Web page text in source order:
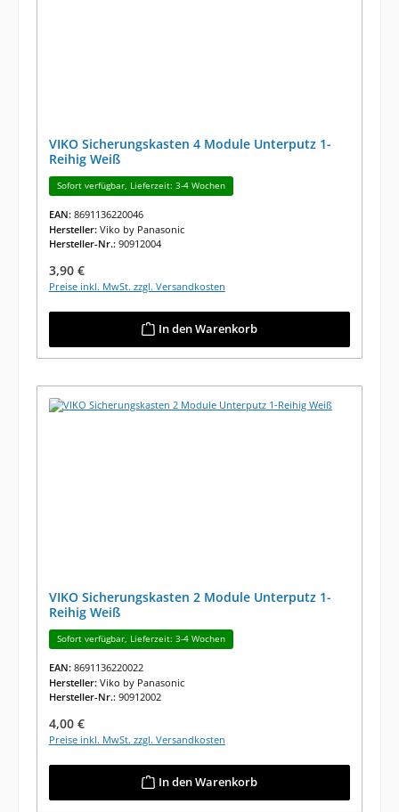
VIKO Sicherungskasten 4 Module Unterputz 1-
Reihig Weiß
Sofort verfügbar, Lieferzeit: 3-4 Wochen
EAN: 8691136220046
Hersteller: Viko by Panasonic
Hersteller-Nr.: 90912004
Regulärer Preis:
3,90 €
Preise inkl. MwSt. zzgl. Versandkosten
In den Warenkorb
VIKO Sicherungskasten 2 Module Unterputz 1-
Reihig Weiß
Sofort verfügbar, Lieferzeit: 3-4 Wochen
EAN: 8691136220022
Hersteller: Viko by Panasonic
Hersteller-Nr.: 90912002
Regulärer Preis:
4,00 €
Preise inkl. MwSt. zzgl. Versandkosten
In den Warenkorb